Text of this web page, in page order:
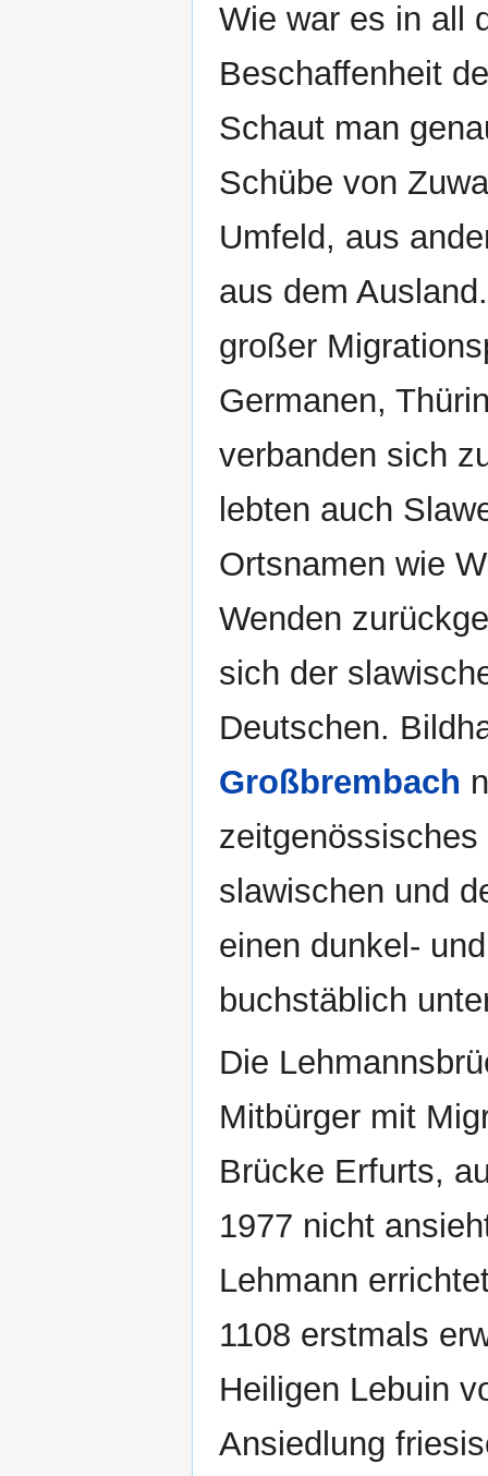
Wie war es in all
Beschaffenheit
Schaut man
Schübe von
Umfeld, aus
aus dem
großer
Germanen,
verbanden sich
lebten auch
Ortsnamen wie
Wenden
sich der
Deutschen.
Großbrembach
slawischen und
einen dunkel-
buchstäblich
Die
Mitbürger mit
Brücke Erfurts,
1977 nicht
Lehmann
1108 erstmals
Heiligen Lebuin
Ansiedlung